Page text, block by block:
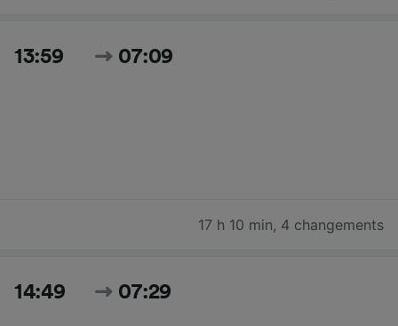
13:59 07:09
17 h 10 min, 4 changements
14:49 07:29